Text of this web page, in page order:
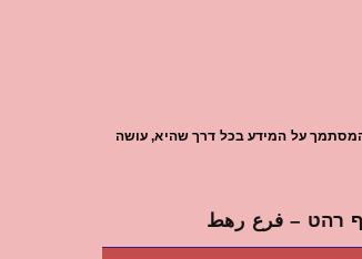
המסתמך על המידע בכל דרך שהיא, עושה
רהט – فرع رهط